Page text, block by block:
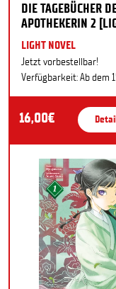
DIE TAGEBÜCHER
APOTHEKERIN 2
LIGHT NOVEL
Jetzt vorbestellbar!
Verfügbarkeit: Ab dem
16,00€